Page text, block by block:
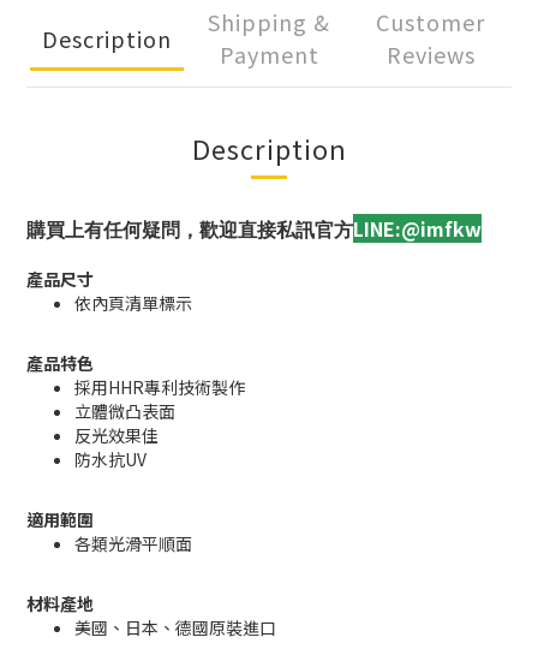
Description
Shipping &
Payment
Customer
Reviews
Description
購買上有任何疑問，歡迎直接私訊官方LINE:@imfkw
產品尺寸
依內頁清單標示
產品特色
採用HHR專利技術製作
立體微凸表面
反光效果佳
防水抗UV
適用範圍
各類光滑平順面
材料產地
美國、日本、德國原裝進口